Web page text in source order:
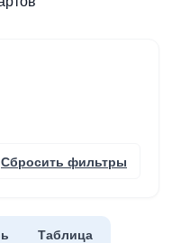
Сбросить фильтры
Таблица